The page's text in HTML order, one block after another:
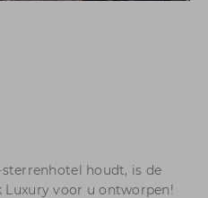
sterrenhotel houdt, is de
Luxury voor u ontworpen!